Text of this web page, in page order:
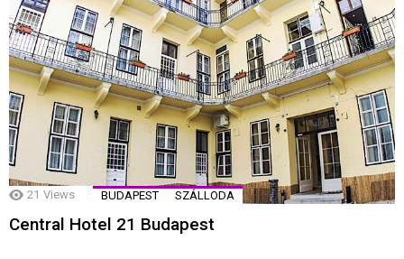
21 Views BUDAPEST SZÁLLODA
Central Hotel 21 Budapest